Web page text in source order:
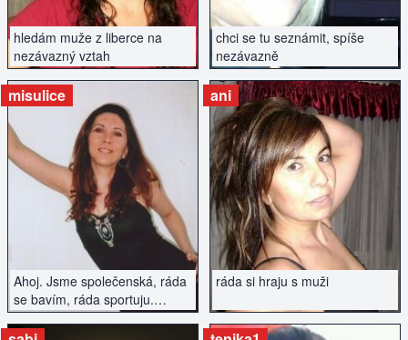
hledám muže z liberce na
nezávazný vztah
chci se tu seznámit, spíše
nezávazně
Ahoj. Jsme společenská, ráda
se bavím, ráda sportuju.
Hledám muže na vážný vztah,
nejlépe Ostrava či okolí.
misulice
ZOBRAZIT INZERÁT
ráda si hraju s muži
ani
ZOBRAZIT INZERÁT